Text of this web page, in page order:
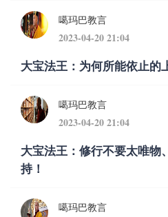
噶玛巴教言
2023-04-20 21:04
大宝法王：为何所能依止的
噶玛巴教言
2023-04-20 21:04
大宝法王：修行不要太唯物
持！
噶玛巴教言